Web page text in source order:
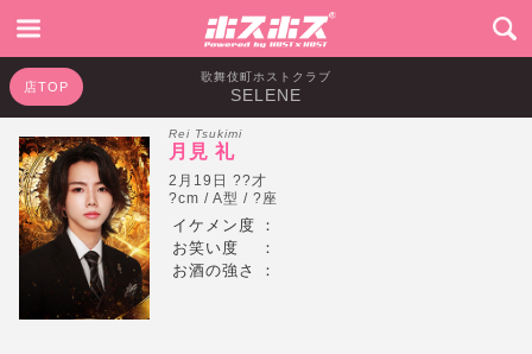
歌舞伎町ホストクラブ
SELENE
店TOP
Rei Tsukimi
月見 礼
2月19日 ??才
?cm / A型 / ?座
イケメン度
：
お笑い度
：
お酒の強さ
：